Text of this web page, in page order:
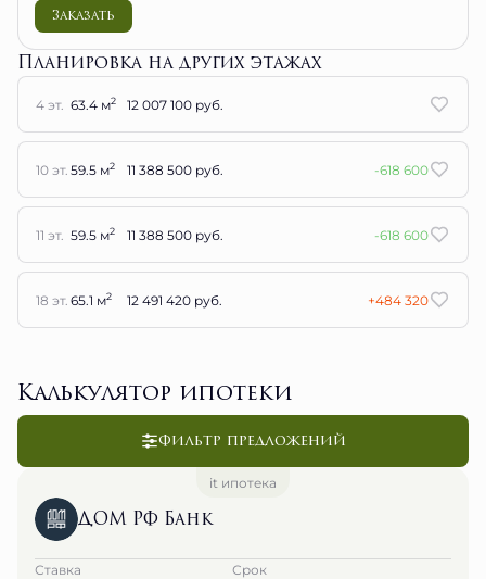
Заказать
Планировка на других этажах
4 эт. 63.4 м2 12 007 100 руб.
10 эт. 59.5 м2 11 388 500 руб. -618 600
11 эт. 59.5 м2 11 388 500 руб. -618 600
18 эт. 65.1 м2 12 491 420 руб. +484 320
Калькулятор ипотеки
Фильтр предложений
it ипотека
ДОМ РФ Банк
Ставка Срок